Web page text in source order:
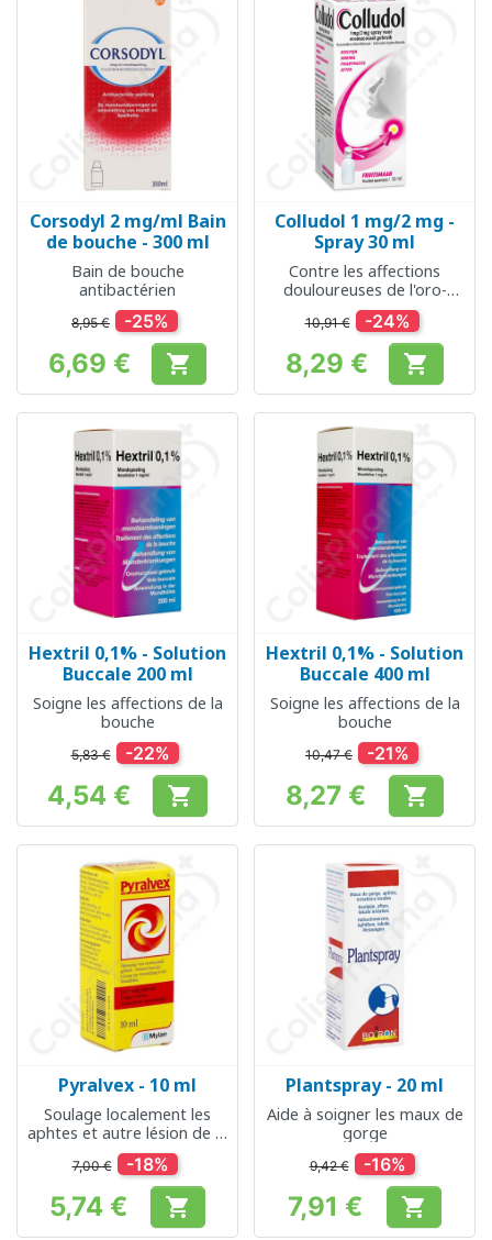
Corsodyl 2 mg/ml Bain
de bouche - 300 ml
Bain de bouche
antibactérien
8,95 € -25%
Prix
6,69 € 
Colludol 1 mg/2 mg -
Spray 30 ml
Contre les affections
douloureuses de l'oro-
pharynx
10,91 € -24%
Prix
8,29 € 
Hextril 0,1% - Solution
Buccale 200 ml
Soigne les affections de la
bouche
5,83 € -22%
Prix
4,54 € 
Hextril 0,1% - Solution
Buccale 400 ml
Soigne les affections de la
bouche
10,47 € -21%
Prix
8,27 € 
Pyralvex - 10 ml
Soulage localement les
aphtes et autre lésion de la
cavité buccale
7,00 € -18%
Prix
5,74 € 
Plantspray - 20 ml
Aide à soigner les maux de
gorge
9,42 € -16%
Prix
7,91 € 